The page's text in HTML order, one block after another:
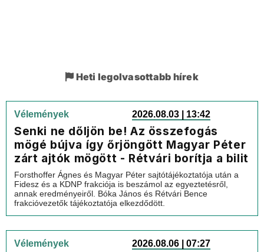
Heti legolvasottabb hírek
Vélemények 2026.08.03 | 13:42
Senki ne dőljön be! Az összefogás
mögé bújva így őrjöngött Magyar Péter
zárt ajtók mögött - Rétvári borítja a bilit
Forsthoffer Ágnes és Magyar Péter sajtótájékoztatója után a
Fidesz és a KDNP frakciója is beszámol az egyeztetésről,
annak eredményeiről. Bóka János és Rétvári Bence
frakcióvezetők tájékoztatója elkezdődött.
Vélemények 2026.08.06 | 07:27